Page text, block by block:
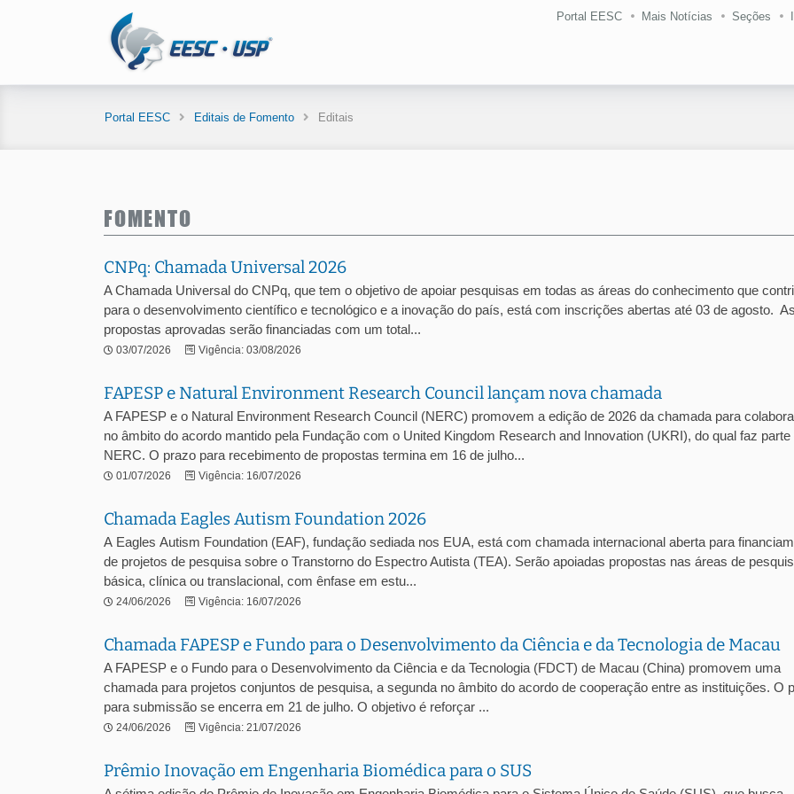
Portal EESC Mais Notícias Seções
Portal EESC Editais de Fomento Editais
FOMENTO
CNPq: Chamada Universal 2026
A Chamada Universal do CNPq, que tem o objetivo de apoiar pesquisas em todas as áreas do conhecimento que
para o desenvolvimento científico e tecnológico e a inovação do país, está com inscrições abertas até 03 de agosto. As
propostas aprovadas serão financiadas com um total...
03/07/2026 Vigência: 03/08/2026
FAPESP e Natural Environment Research Council lançam nova chamada
A FAPESP e o Natural Environment Research Council (NERC) promovem a edição de 2026 da chamada para
no âmbito do acordo mantido pela Fundação com o United Kingdom Research and Innovation (UKRI), do qual faz parte
NERC. O prazo para recebimento de propostas termina em 16 de julho...
01/07/2026 Vigência: 16/07/2026
Chamada Eagles Autism Foundation 2026
A Eagles Autism Foundation (EAF), fundação sediada nos EUA, está com chamada internacional aberta para
de projetos de pesquisa sobre o Transtorno do Espectro Autista (TEA). Serão apoiadas propostas nas áreas de
básica, clínica ou translacional, com ênfase em estu...
24/06/2026 Vigência: 16/07/2026
Chamada FAPESP e Fundo para o Desenvolvimento da Ciência e da Tecnologia de Macau
A FAPESP e o Fundo para o Desenvolvimento da Ciência e da Tecnologia (FDCT) de Macau (China) promovem uma
chamada para projetos conjuntos de pesquisa, a segunda no âmbito do acordo de cooperação entre as instituições. O
para submissão se encerra em 21 de julho. O objetivo é reforçar ...
24/06/2026 Vigência: 21/07/2026
Prêmio Inovação em Engenharia Biomédica para o SUS